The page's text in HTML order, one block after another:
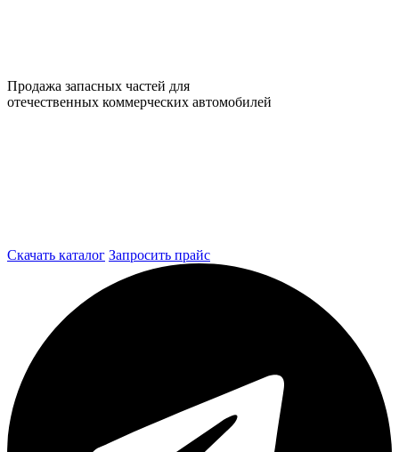
Продажа запасных частей для
отечественных коммерческих автомобилей
Скачать каталог Запросить прайс